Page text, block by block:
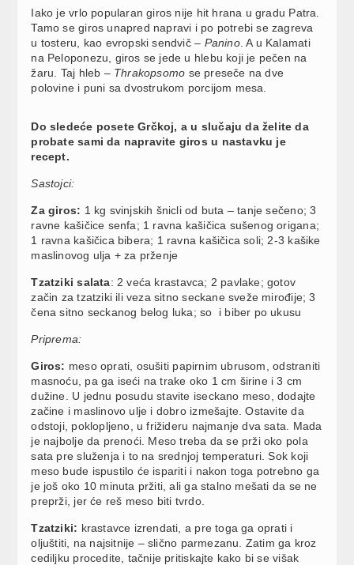
Iako je vrlo popularan giros nije hit hrana u gradu Patra.
Tamo se giros unapred napravi i po potrebi se zagreva
u tosteru, kao evropski sendvič – Panino. A u Kalamati
na Peloponezu, giros se jede u hlebu koji je pečen na
žaru. Taj hleb – Thrakopsomo se preseče na dve
polovine i puni sa dvostrukom porcijom mesa.
Do sledeće posete Grčkoj, a u slučaju da želite da
probate sami da napravite giros u nastavku je
recept.
Sastojci:
Za giros: 1 kg svinjskih šnicli od buta – tanje sečeno; 3
ravne kašičice senfa; 1 ravna kašičica sušenog origana;
1 ravna kašičica bibera; 1 ravna kašičica soli; 2-3 kašike
maslinovog ulja + za prženje
Tzatziki salata: 2 veća krastavca; 2 pavlake; gotov
začin za tzatziki ili veza sitno seckane sveže mirođije; 3
čena sitno seckanog belog luka; so i biber po ukusu
Priprema:
Giros: meso oprati, osušiti papirnim ubrusom, odstraniti
masnoću, pa ga iseći na trake oko 1 cm širine i 3 cm
dužine. U jednu posudu stavite iseckano meso, dodajte
začine i maslinovo ulje i dobro izmešajte. Ostavite da
odstoji, poklopljeno, u frižideru najmanje dva sata. Mada
je najbolje da prenoći. Meso treba da se prži oko pola
sata pre služenja i to na srednjoj temperaturi. Sok koji
meso bude ispustilo će ispariti i nakon toga potrebno ga
je još oko 10 minuta pržiti, ali ga stalno mešati da se ne
preprži, jer će reš meso biti tvrdo.
Tzatziki: krastavce izrendati, a pre toga ga oprati i
oljuštiti, na najsitnije – slično parmezanu. Zatim ga kroz
cediljku procedite, tačnije pritiskajte kako bi se višak